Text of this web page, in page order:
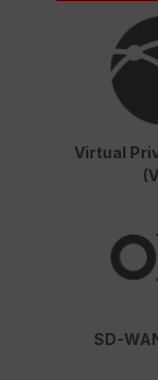
Virtual
SD-